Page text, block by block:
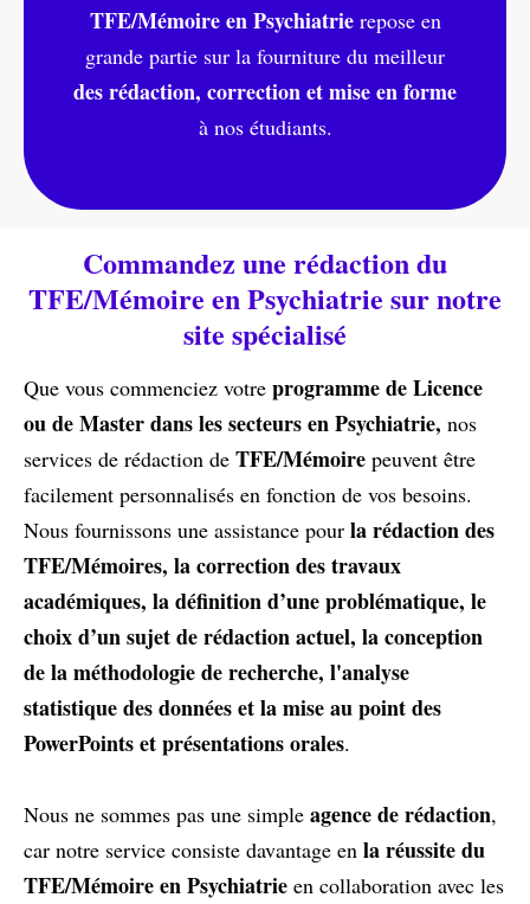
TFE/Mémoire en Psychiatrierepose en
grande partie sur la fourniture du meilleur
des rédaction, correction et mise en forme
à nos étudiants.
Commandez une rédaction du
TFE/Mémoire en Psychiatrie sur notre
site spécialisé
Que vous commenciez votre programme de Licence
ou de Master dans les secteurs en Psychiatrie, nos
services de rédaction de TFE/Mémoire peuvent être
facilement personnalisés en fonction de vos besoins.
Nous fournissons une assistance pour la rédaction des
TFE/Mémoires, la correction des travaux
académiques, la définition d’une problématique, le
choix d’un sujet de rédaction actuel, la conception
de la méthodologie de recherche, l'analyse
statistique des données et la mise au point des
PowerPoints et présentations orales.
Nous ne sommes pas une simple agence de rédaction,
car notre service consiste davantage en la réussite du
TFE/Mémoire en Psychiatrie en collaboration avec les